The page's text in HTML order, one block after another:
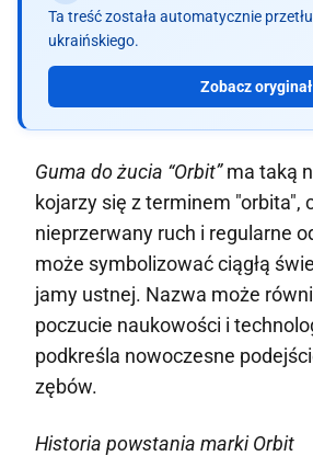
Ta treść została automatycznie
ukraińskiego.
Zobacz oryginał
Guma do żucia “Orbit”ma taką
kojarzy się z terminem "orbita",
nieprzerwany ruch i regularne
może symbolizować ciągłą
jamy ustnej. Nazwa może
poczucie naukowości i
podkreśla nowoczesne
zębów.
Historia powstania marki Orbit